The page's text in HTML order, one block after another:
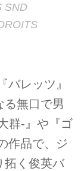
SND
レッツ』
る無口で男
群-』や『ゴ
作品で、ジ
拓く俊英バ